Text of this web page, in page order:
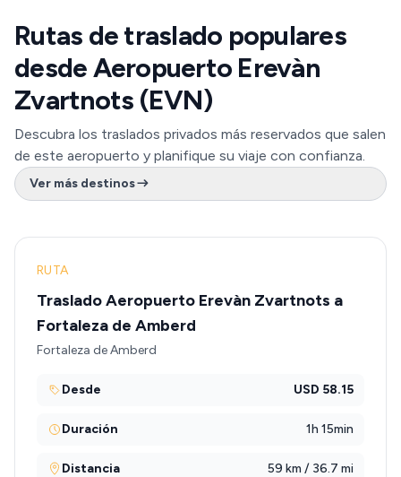
Rutas de traslado populares
desde Aeropuerto Erevàn
Zvartnots (EVN)
Descubra los traslados privados más reservados que salen
de este aeropuerto y planifique su viaje con confianza.
Ver más destinos
RUTA
Traslado Aeropuerto Erevàn Zvartnots a
Fortaleza de Amberd
Fortaleza de Amberd
Desde USD 58.15
Duración 1h 15min
Distancia 59 km / 36.7 mi